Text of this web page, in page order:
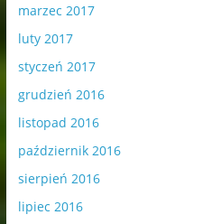
marzec 2017
luty 2017
styczeń 2017
grudzień 2016
listopad 2016
październik 2016
sierpień 2016
lipiec 2016